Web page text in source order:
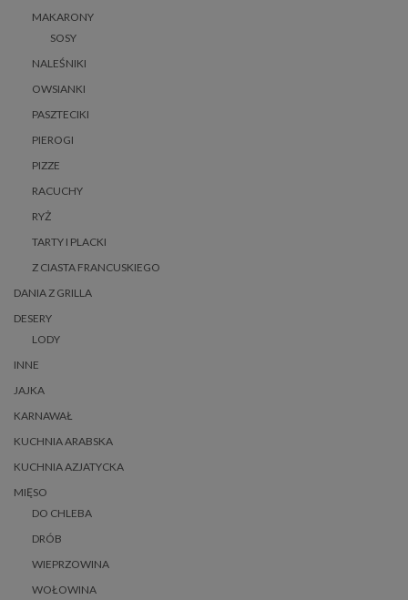
MAKARONY
SOSY
NALEŚNIKI
OWSIANKI
PASZTECIKI
PIEROGI
PIZZE
RACUCHY
RYŻ
TARTY I PLACKI
Z CIASTA FRANCUSKIEGO
DANIA Z GRILLA
DESERY
LODY
INNE
JAJKA
KARNAWAŁ
KUCHNIA ARABSKA
KUCHNIA AZJATYCKA
MIĘSO
DO CHLEBA
DRÓB
WIEPRZOWINA
WOŁOWINA